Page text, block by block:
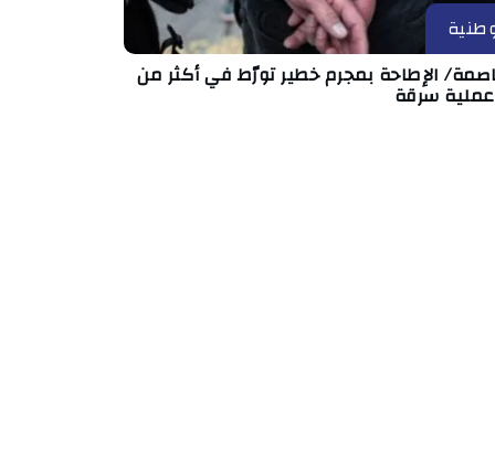
الإطاحة بمجرم خطير تورّط في أكثر من